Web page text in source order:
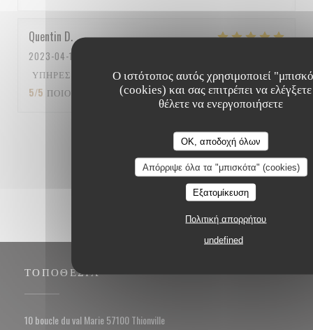
Ο ιστότοπος αυτός χρησιμοποιεί
(cookies) και σας επιτρέπει να ελέγξετε
θέλετε να ενεργοποιήσετε
OK, αποδοχή όλων
Απόρριψε όλα τα "μπισκότα" (cookies)
Εξατομίκευση
Πολιτική απορρήτου
undefined
Quentin D
2023-04-15
ΥΠΗΡΕΣΊΑ
ΑΤΜΌΣΦΑΙΡΑ: 5/5 ΜΕΝΟΎ:
5/5 ΠΟΙΌΤΗΤΑ / ΤΙΜΉ: 5/5
3
ΤΟΠΟΘΕΣΊΑ
10 boucle du val Marie 57100 Thionville((ανοίγει σε νέο παράθυρο))